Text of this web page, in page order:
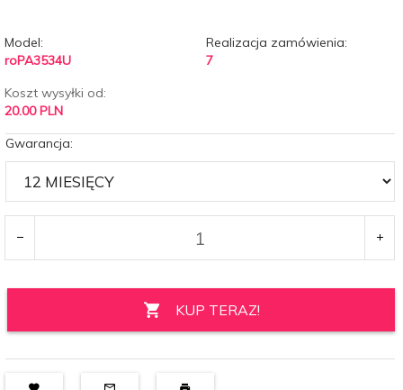
Model:
roPA3534U
Realizacja zamówienia:
7
Koszt wysyłki od:
20.00 PLN
Gwarancja:
KUP TERAZ!